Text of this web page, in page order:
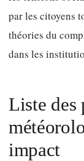
par les citoyens
théories du
dans les
Liste des
impact